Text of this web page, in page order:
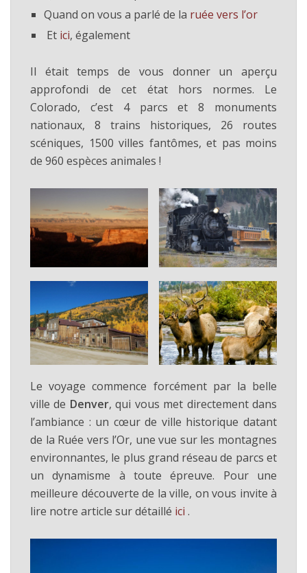
Quand on vous a parlé de la ruée vers l’or
Et ici, également
Il était temps de vous donner un aperçu
approfondi de cet état hors normes. Le
Colorado, c’est 4 parcs et 8 monuments
nationaux, 8 trains historiques, 26 routes
scéniques, 1500 villes fantômes, et pas moins
de 960 espèces animales !
Le voyage commence forcément par la belle
ville de Denver, qui vous met directement dans
l’ambiance : un cœur de ville historique datant
de la Ruée vers l’Or, une vue sur les montagnes
environnantes, le plus grand réseau de parcs et
un dynamisme à toute épreuve. Pour une
meilleure découverte de la ville, on vous invite à
lire notre article sur détaillé ici .